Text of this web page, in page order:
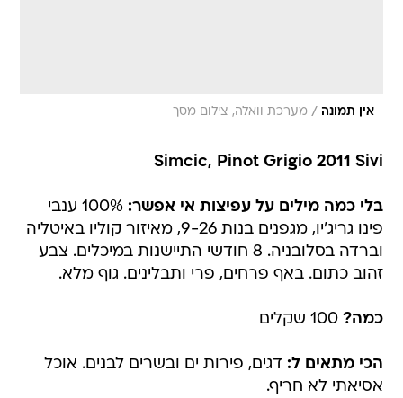
אין תמונה / מערכת וואלה, צילום מסך
Simcic, Pinot Grigio 2011 Sivi
בלי כמה מילים על עפיצות אי אפשר:
100% ענבי
פינו גריג'יו, מגפנים בנות 9-26, מאיזור קוליו באיטליה
וברדה בסלובניה. 8 חודשי התיישנות במיכלים. צבע
זהוב כתום. באף פרחים, פרי ותבלינים. גוף מלא.
כמה? 100 שקלים
הכי מתאים ל: דגים, פירות ים ובשרים לבנים. אוכל
אסיאתי לא חריף.